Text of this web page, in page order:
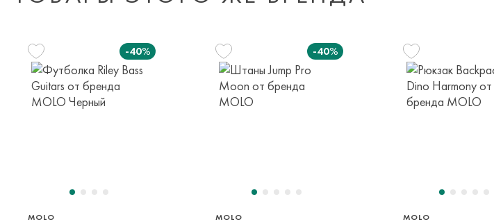
-40%
MOLO
-40%
MOLO MOLO